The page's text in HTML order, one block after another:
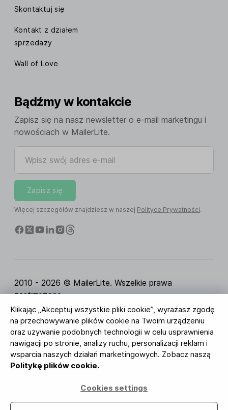
Klikając „Akceptuj wszystkie pliki cookie”, wyrażasz zgodę
na przechowywanie plików cookie na Twoim urządzeniu
oraz używanie podobnych technologii w celu usprawnienia
nawigacji po stronie, analizy ruchu, personalizacji reklam i
wsparcia naszych działań marketingowych. Zobacz naszą
Politykę plików cookie.
Cookies settings
Skontaktuj się
Kontakt z działem
sprzedaży
Wall of Love
Bądźmy w kontakcie
Zapisz się na nasz newsletter o e-mail marketingu i
nowościach w MailerLite.
Wpisz swój adres e-mail
Zapisz się
Więcej szczegółów znajdziesz w naszej Polityce Prywatności.
2010 - 2026 © MailerLite. Wszelkie prawa
zastrzeżone.
Regulamin Serwisu Polityka Prywatności
Strona
zaufania
Ustawienia ciasteczek
Identyfikacja
wizualna
BUREAU VERITAS
ISO 27001 Certification
Zgodność z RODO